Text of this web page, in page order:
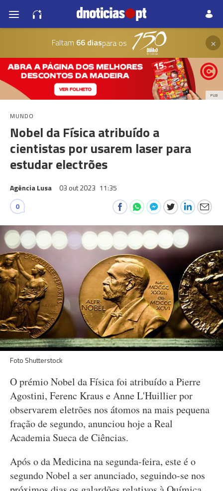
Faltam 66 diaspara os ×
PUB
MUNDO
Nobel da Física atribuído a
cientistas por usarem laser para
estudar electrões
Agência Lusa 03 out 2023 11:35
0
Foto Shutterstock
O prémio Nobel da Física foi atribuído a Pierre
Agostini, Ferenc Kraus e Anne L'Huillier por
observarem eletrões nos átomos na mais pequena
fração de segundo, anunciou hoje a Real
Academia Sueca de Ciências.
Após o da Medicina na segunda-feira, este é o
segundo Nobel a ser anunciado, seguindo-se nos